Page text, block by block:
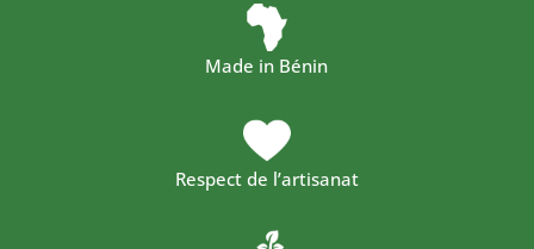
Made in Bénin
Respect de l’artisanat